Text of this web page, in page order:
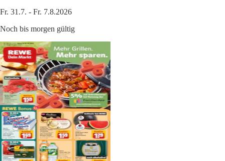
Fr. 31.7. - Fr. 7.8.2026
Noch bis morgen gültig